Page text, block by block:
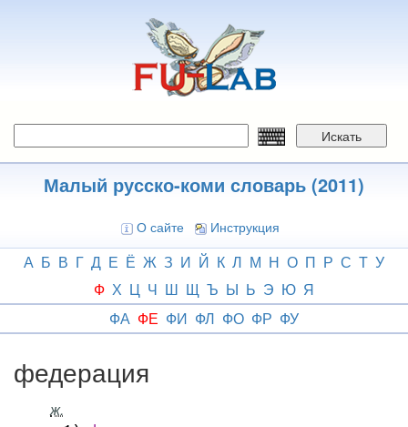
Искать
Малый русско-коми словарь (2011)
О сайте Инструкция
А Б В Г Д Е Ё Ж З И Й К Л М Н О П Р С Т У
Ф Х Ц Ч Ш Щ Ъ Ы Ь Э Ю Я
ФА ФЕ ФИ ФЛ ФО ФР ФУ
федерация
ж.